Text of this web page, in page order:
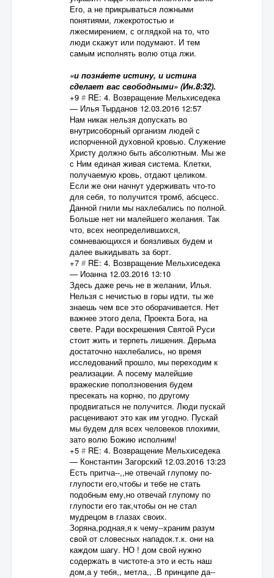
Его, а не прикрываться ложными
понятиями, лжекротостью и
лжесмирением, с оглядкой на то, что
люди скажут или подумают. И тем
самым исполнять волю отца лжи.
«и познáете истину, и истина
сделает вас свободными» (Ин.8:32).
+9 # RE: 4. Возвращение Мельхиседека
— Илья Тырданов 12.03.2016 12:57
Нам никак нельзя допускать во
внутрисоборный организм людей с
испорченной духовной кровью. Служение
Христу должно быть абсолютным. Мы же
с Ним единая живая система. Клетки,
получаемую кровь, отдают целиком.
Если же они начнут удерживать что-то
для себя, то получится тромб, абсцесс.
Данной гнили мы нахлебались по полной.
Больше нет ни малейшего желания. Так
что, всех неопределившихся,
сомневающихся и боязливых будем и
далее выкидывать за борт.
+7 # RE: 4. Возвращение Мельхиседека
— Иоанна 12.03.2016 13:10
Здесь даже речь не в желании, Илья.
Нельзя с нечистью в горы идти, ты же
знаешь чем все это оборачивается. Нет
важнее этого дела, Проекта Бога, на
свете. Ради воскрешения Святой Руси
стоит жить и терпеть лишения. Дерьма
достаточно нахлебались, но время
исследований прошло, мы переходим к
реализации. А посему малейшие
вражеские поползновения будем
пресекать на корню, по другому
продвигаться не получится. Люди пускай
расценивают это как им угодно. Пускай
мы будем для всех человеков плохими,
зато волю Божию исполним!
+5 # RE: 4. Возвращение Мельхиседека
— Константин Загорский 12.03.2016 13:23
Есть притча--,,не отвечай глупому по-
глупости его,чтобы и тебе не стать
подобным ему,но отвечай глупому по
глупости его так,чтобы он не стал
мудрецом в глазах своих.
Зоряна,родная,я к чему--храним разум
свой от словесных нападок.т.к. они на
каждом шагу. НО ! дом свой нужно
содержать в чистоте-а это и есть наш
дом,а у тебя,, метла,, .В принципе да--